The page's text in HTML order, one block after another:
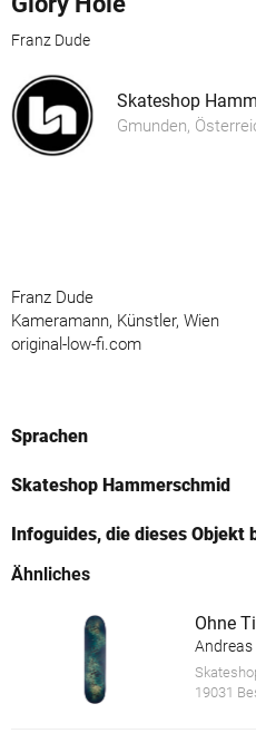
Franz Dude
Skateshop
Gmunden,
Franz Dude
Kameramann, Künstler, Wien
original-low-fi.com
Sprachen
Skateshop Hammerschmid
Infoguides, die dieses Objekt
Ähnliches
Ohne
Andreas
19031